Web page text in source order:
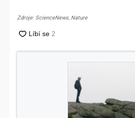
Zdroje: ScienceNews, Nature